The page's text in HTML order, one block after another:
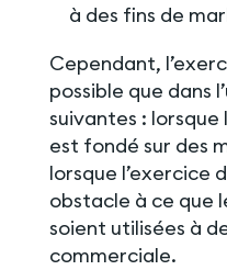
à des fins de
Cependant,
possible que dans
suivantes :
est fondé sur des
lorsque l’exercice
obstacle à ce que
soient utilisées à
commerciale.